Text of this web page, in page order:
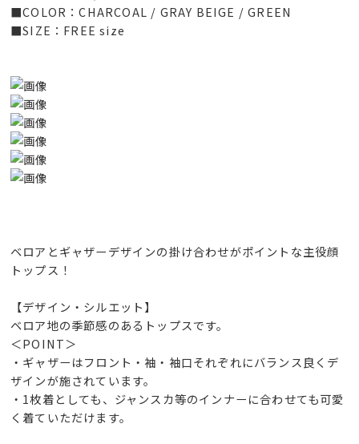
■COLOR：CHARCOAL / GRAY BEIGE / GREEN
■SIZE：FREE size
ベロアとギャザーデザインの掛け合わせがポイントな主役顔
トップス！
【デザイン・シルエット】
ベロア地の季節感のあるトップスです。
＜POINT＞
・ギャザーはフロント・袖・袖口それぞれにバランス良くデ
ザインが施されています。
・1枚着としても、ジャンスカ等のインナーに合わせても可愛
く着ていただけます。